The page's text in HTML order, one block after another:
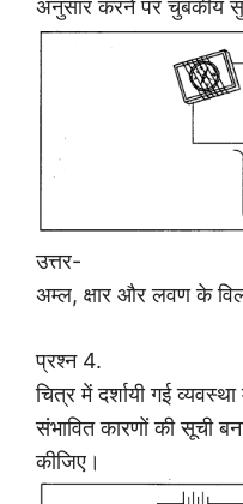
अनुसार करने पर चुंबकीय
उत्तर-
अम्ल, क्षार और लवण के
प्रश्न 4.
चित्र में दर्शायी गई
संभावित कारणों की सूची
कीजिए।